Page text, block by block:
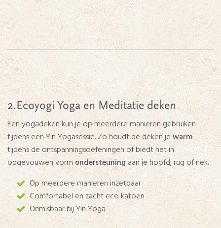
2.Ecoyogi Yoga en Meditatie deken
Een yogadeken kun je op meerdere manieren gebruiken
tijdens een Yin Yogasessie. Zo houdt de deken jewarm
tijdens de ontspanningsoefeningen of biedt het in
opgevouwen vorm ondersteuning aan je hoofd, rug of nek.
Op meerdere manieren inzetbaar
Comfortabel en zacht eco katoen
Onmisbaar bij Yin Yoga